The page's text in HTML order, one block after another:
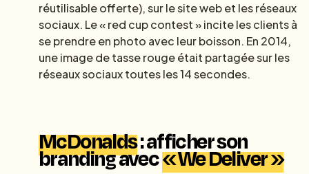
réutilisable offerte), sur le site web et les réseaux
sociaux. Le « red cup contest » incite les clients à
se prendre en photo avec leur boisson. En 2014,
une image de tasse rouge était partagée sur les
réseaux sociaux toutes les 14 secondes.
McDonalds: afficher son
branding avec« We Deliver »